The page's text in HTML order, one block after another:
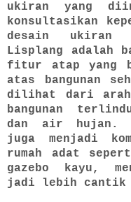
ukiran yang
konsultasikan
desain ukiran
Lisplang adalah
fitur atap yang
atas bangunan
dilihat dari arah
bangunan
dan air hujan.
juga menjadi
rumah adat
gazebo kayu,
jadi lebih cantik